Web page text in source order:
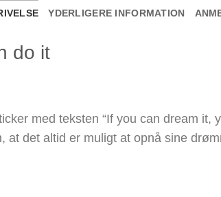
YDERLIGERE INFORMATION
do it
med teksten “If you can dream it,
det altid er muligt at opnå sine